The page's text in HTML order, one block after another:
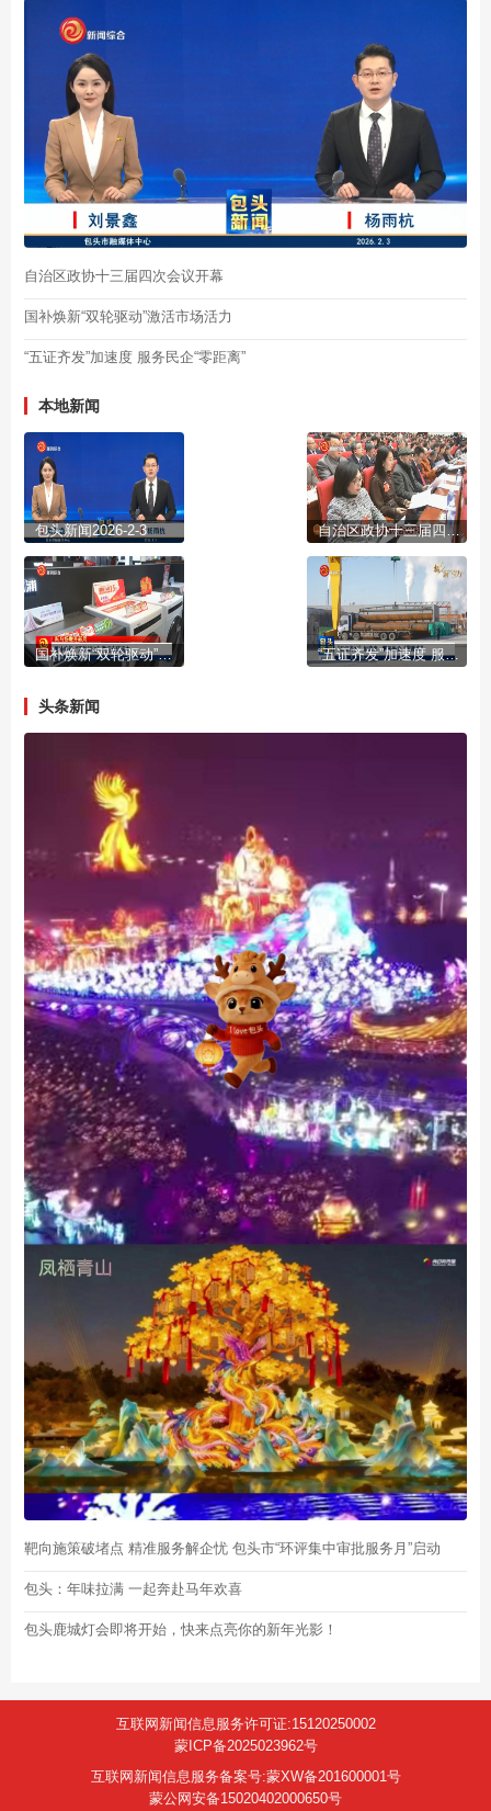
自治区政协十三届四次会议开幕
国补焕新“双轮驱动”激活市场活力
“五证齐发”加速度 服务民企“零距离”
本地新闻
包头新闻2026-2-3 自治区政协十三届四次会议开幕
国补焕新“双轮驱动”激活市场活力 “五证齐发”加速度 服务民企“零距离”
头条新闻
靶向施策破堵点 精准服务解企忧 包头市“环评集中审批服务月”启动
包头：年味拉满 一起奔赴马年欢喜
包头鹿城灯会即将开始，快来点亮你的新年光影！
互联网新闻信息服务许可证:15120250002
蒙ICP备2025023962号
互联网新闻信息服务备案号:蒙XW备201600001号
蒙公网安备15020402000650号